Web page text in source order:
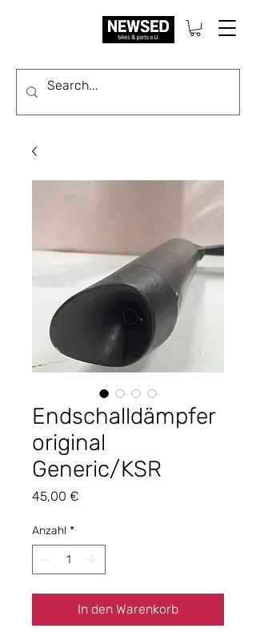
Endschalldämpfer
original
Generic/KSR
45,00 €
Anzahl *
In den Warenkorb